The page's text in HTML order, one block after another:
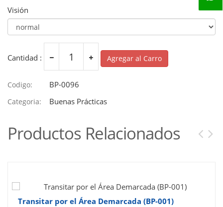
Visión
Cantidad : Agregar al Carro
Codigo: BP-0096
Categoria: Buenas Prácticas
Productos Relacionados
Transitar por el Área Demarcada (BP-001)